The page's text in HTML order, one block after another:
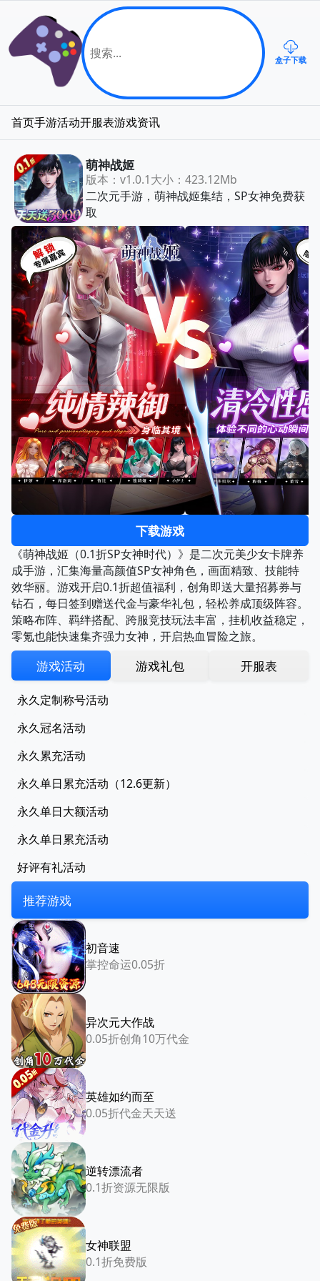
盒子下载
首页手游活动开服表游戏资讯
萌神战姬
版本：v1.0.1大小：423.12Mb
二次元手游，萌神战姬集结，SP女神免费获
取
下载游戏
《萌神战姬（0.1折SP女神时代）》是二次元美少女卡牌养
成手游，汇集海量高颜值SP女神角色，画面精致、技能特
效华丽。游戏开启0.1折超值福利，创角即送大量招募券与
钻石，每日签到赠送代金与豪华礼包，轻松养成顶级阵容。
策略布阵、羁绊搭配、跨服竞技玩法丰富，挂机收益稳定，
零氪也能快速集齐强力女神，开启热血冒险之旅。
游戏活动 游戏礼包 开服表
永久定制称号活动
永久冠名活动
永久累充活动
永久单日累充活动（12.6更新）
永久单日大额活动
永久单日累充活动
好评有礼活动
推荐游戏
初音速
掌控命运0.05折
异次元大作战
0.05折创角10万代金
英雄如约而至
0.05折代金天天送
逆转漂流者
0.1折资源无限版
女神联盟
0.1折免费版